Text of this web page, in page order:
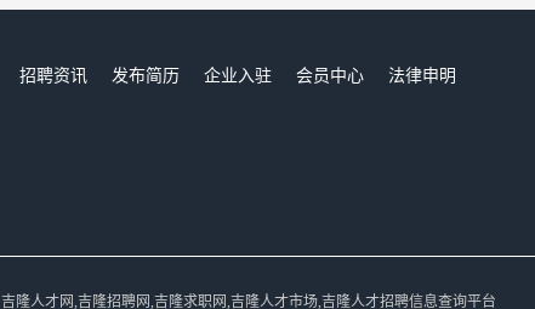
招聘资讯 发布简历 企业入驻 会员中心
法律申明
吉隆人才网,吉隆招聘网,吉隆求职网,吉隆人才市场,吉隆人才招聘信息查询平台